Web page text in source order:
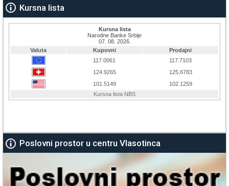
Kursna lista
Poslovni prostor u centru Vlasotinca